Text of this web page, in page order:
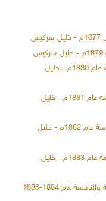
جريدة لسان الحال البيروتية - السنة الرابعة عام 1880م - خليل
جريدة لسان الحال البيروتية - السنةالخامسة عام 1881م - خليل
جريدة لسان الحال البيروتية - السنة السادسة عام 1882م - خليل
جريدة لسان الحال البيروتية - السنة السابعة عام 1883م - خليل
جريدة لسان الحال البيروتية - السنة الثامنة والتاسعة عام 1884-1886